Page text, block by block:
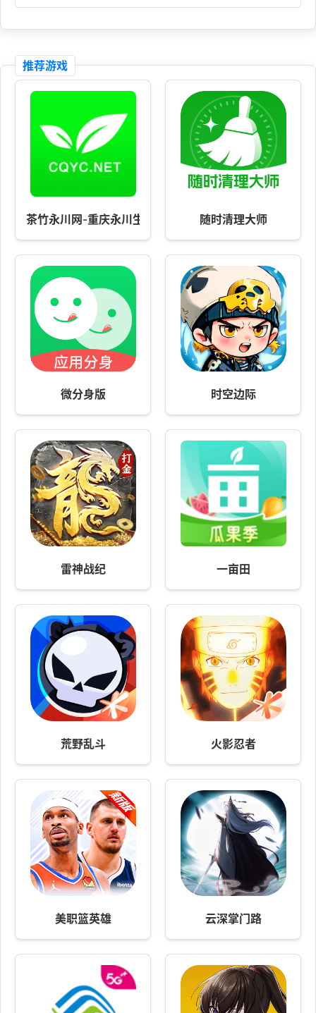
推荐游戏
茶竹永川网-重庆永川生活门户！ 随时清理大师
微分身版 时空边际
雷神战纪 一亩田
荒野乱斗 火影忍者
美职篮英雄 云深掌门路